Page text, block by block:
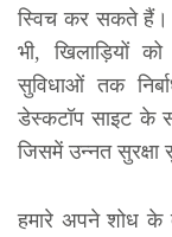
स्विच कर सकते हैं।
भी, खिलाड़ियों
सुविधाओं तक
डेस्कटॉप साइट के
जिसमें उन्नत सुरक्षा
हमारे अपने शोध के